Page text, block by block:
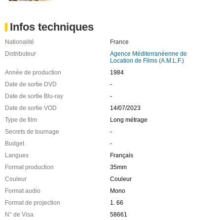
Infos techniques
Nationalité
France
Distributeur
Agence Méditerranéenne de
Location de Films (A.M.L.F.)
Année de production
1984
Date de sortie DVD
-
Date de sortie Blu-ray
-
Date de sortie VOD
14/07/2023
Type de film
Long métrage
Secrets de tournage
-
Budget
-
Langues
Français
Format production
35mm
Couleur
Couleur
Format audio
Mono
Format de projection
1. 66
N° de Visa
58661